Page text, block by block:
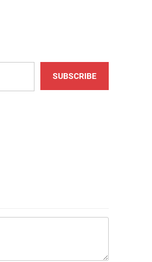
SUBSCRIBE